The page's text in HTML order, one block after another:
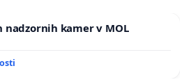
kamer v MOL